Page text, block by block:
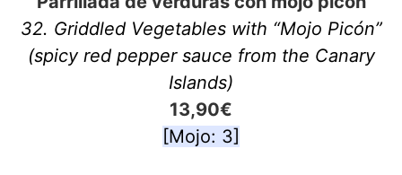
32. Griddled Vegetables with “Mojo Picón”
(spicy red pepper sauce from the Canary
Islands)
13,90€
[Mojo: 3]